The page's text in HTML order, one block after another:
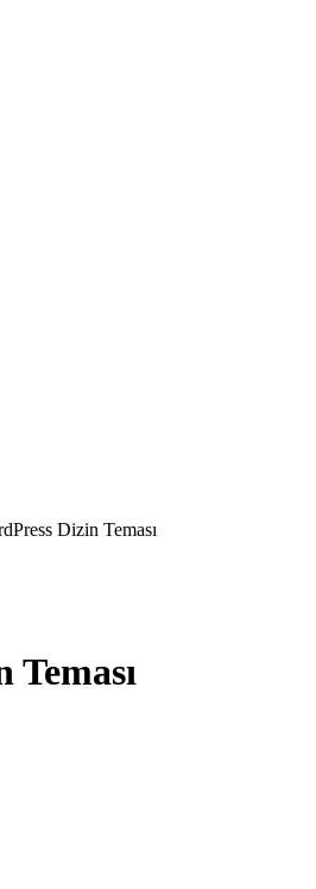
Dizin Teması